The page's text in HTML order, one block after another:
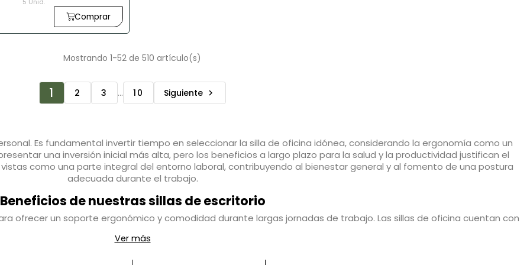
Herpesa
5 Unid.
Comprar
Mostrando 1-52 de 510 artículo(s)
1 2 3 … 10 Siguiente 
Es fundamental invertir tiempo en seleccionar la silla de oficina idónea, considerando la ergonomía como un
una inversión inicial más alta, pero los beneficios a largo plazo para la salud y la productividad justifican el
como una parte integral del entorno laboral, contribuyendo al bienestar general y al fomento de una postura
adecuada durante el trabajo.
Beneficios de nuestras sillas de escritorio
ofrecer un soporte ergonómico y comodidad durante largas jornadas de trabajo. Las sillas de oficina cuentan con
Ver más